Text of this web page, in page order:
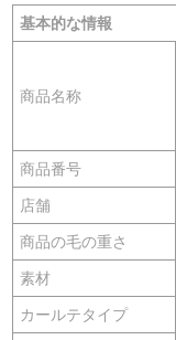
基本的な情報
商品名称
商品番号
店舗
商品の毛の重さ
素材
カールテタイプ